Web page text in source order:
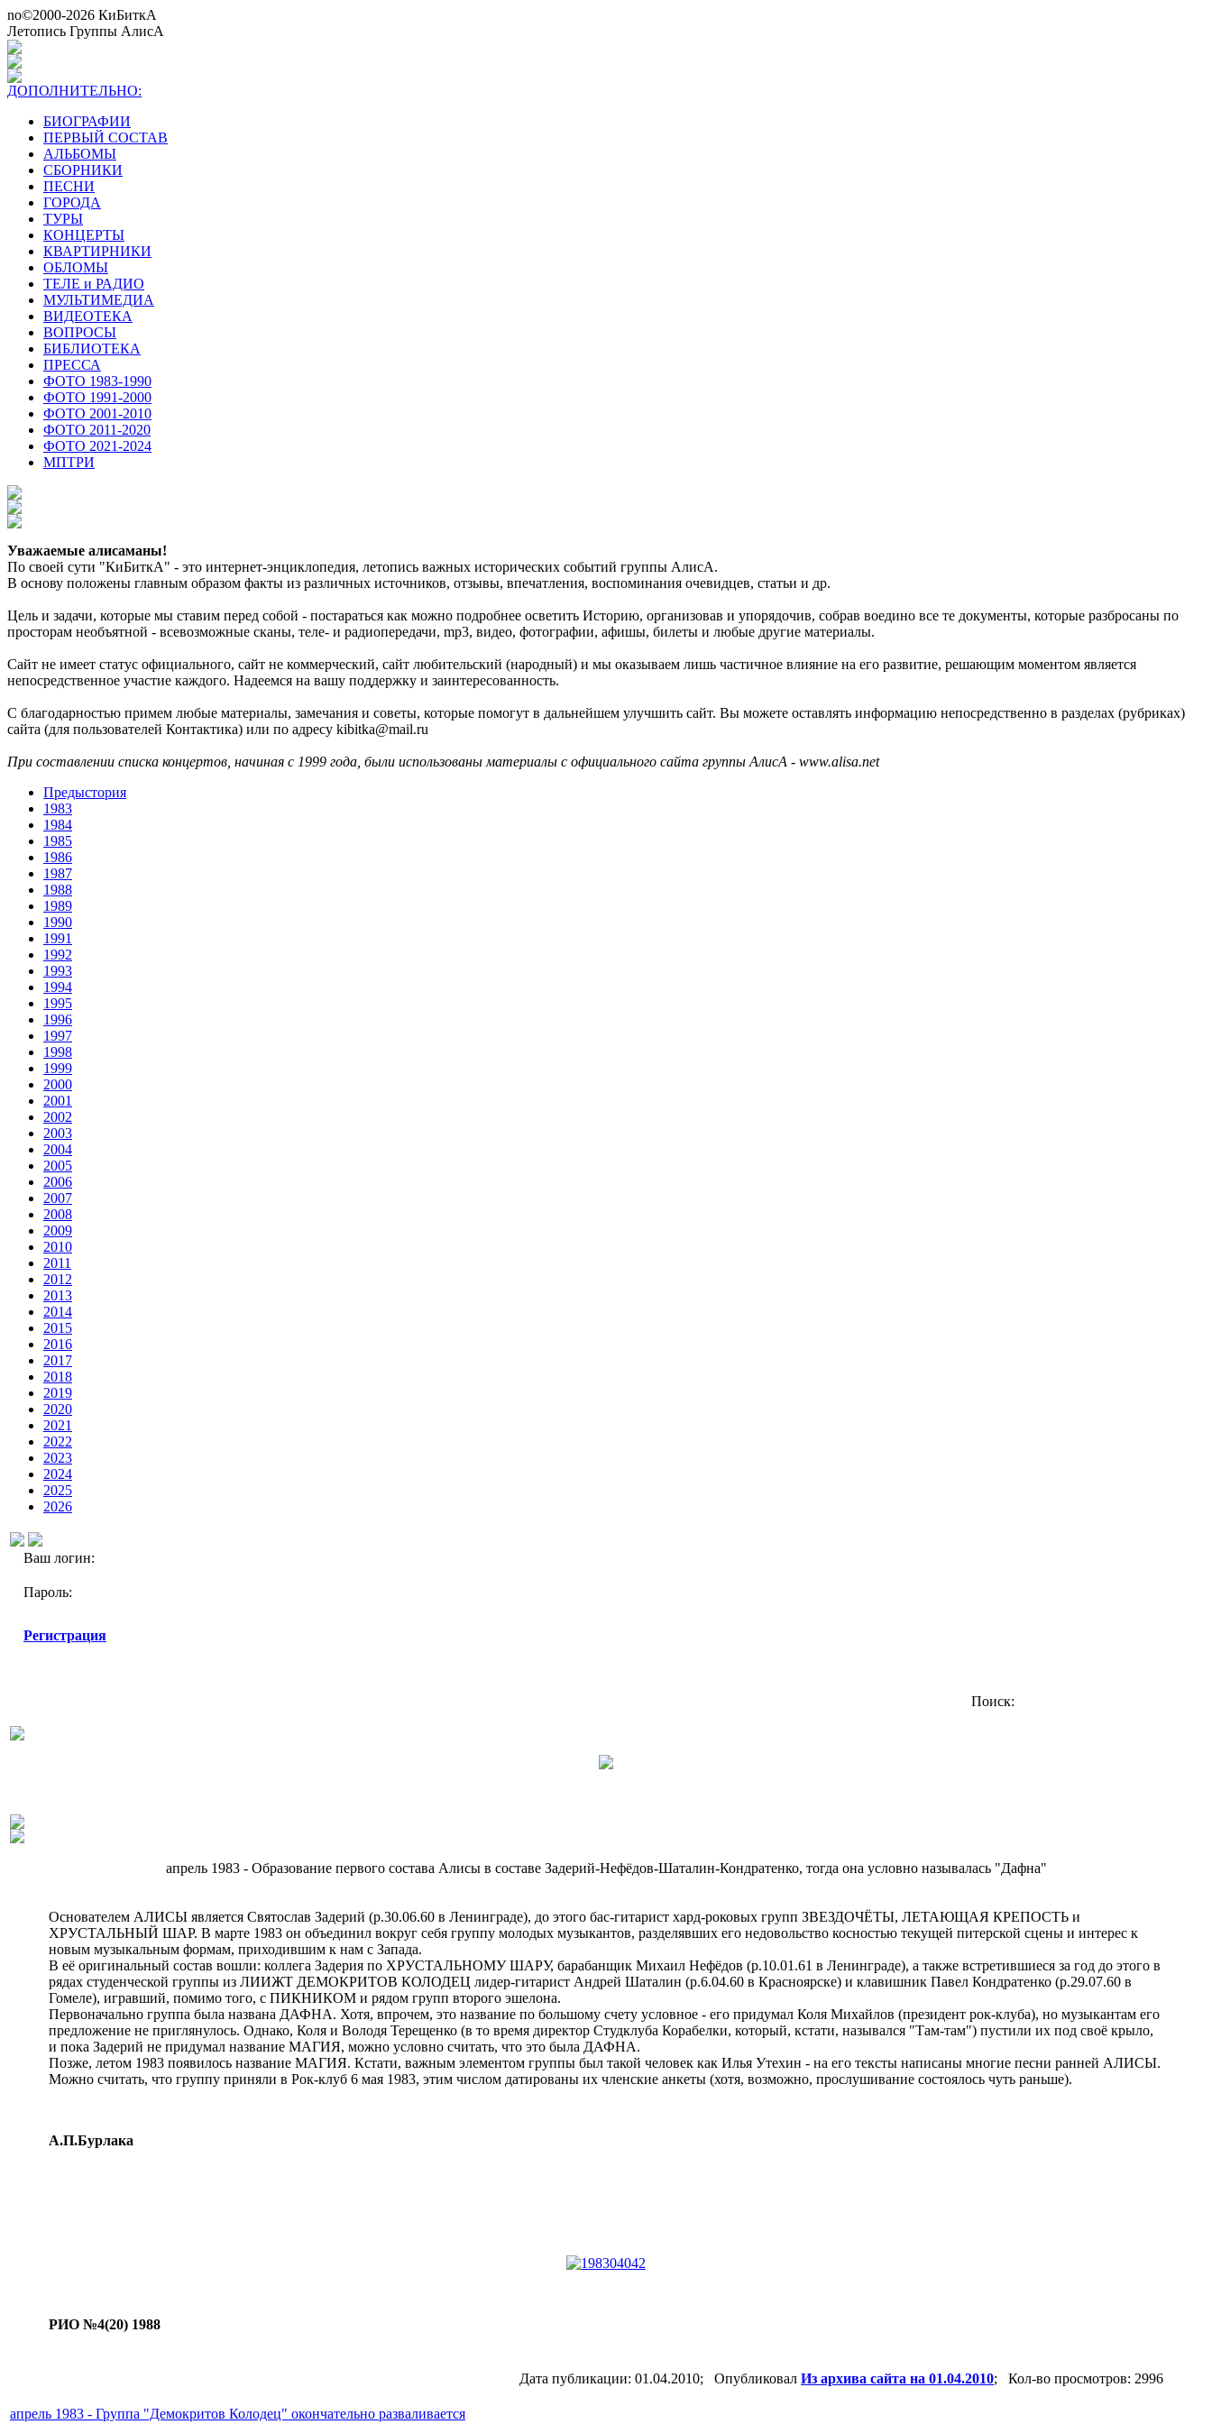
no©2000-2026 КиБиткА
Летопись Группы АлисА
ДОПОЛНИТЕЛЬНО:
БИОГРАФИИ
ПЕРВЫЙ СОСТАВ
АЛЬБОМЫ
СБОРНИКИ
ПЕСНИ
ГОРОДА
ТУРЫ
КОНЦЕРТЫ
КВАРТИРНИКИ
ОБЛОМЫ
ТЕЛЕ и РАДИО
МУЛЬТИМЕДИА
ВИДЕОТЕКА
ВОПРОСЫ
БИБЛИОТЕКА
ПРЕССА
ФОТО 1983-1990
ФОТО 1991-2000
ФОТО 2001-2010
ФОТО 2011-2020
ФОТО 2021-2024
МПТРИ
Уважаемые алисаманы!
По своей сути "КиБиткА" - это интернет-энциклопедия, летопись важных исторических событий группы АлисА.
В основу положены главным образом факты из различных источников, отзывы, впечатления, воспоминания очевидцев, статьи и др.
Цель и задачи, которые мы ставим перед собой - постараться как можно подробнее осветить Историю, организовав и упорядочив, собрав воедино все те документы, которые разбросаны по
просторам необъятной - всевозможные сканы, теле- и радиопередачи, mp3, видео, фотографии, афишы, билеты и любые другие материалы.
Сайт не имеет статус официального, сайт не коммерческий, сайт любительский (народный) и мы оказываем лишь частичное влияние на его развитие, решающим моментом является
непосредственное участие каждого. Надеемся на вашу поддержку и заинтересованность.
С благодарностью примем любые материалы, замечания и советы, которые помогут в дальнейшем улучшить сайт. Вы можете оставлять информацию непосредственно в разделах (рубриках)
сайта (для пользователей Контактика) или по адресу kibitka@mail.ru
При составлении списка концертов, начиная с 1999 года, были использованы материалы с официального сайта группы АлисА - www.alisa.net
Предыстория
1983
1984
1985
1986
1987
1988
1989
1990
1991
1992
1993
1994
1995
1996
1997
1998
1999
2000
2001
2002
2003
2004
2005
2006
2007
2008
2009
2010
2011
2012
2013
2014
2015
2016
2017
2018
2019
2020
2021
2022
2023
2024
2025
2026
Ваш логин:
Пароль:
Регистрация
Поиск:
апрель 1983 - Образование первого состава Алисы в составе Задерий-Нефёдов-Шаталин-Кондратенко, тогда она условно называлась "Дафна"
Основателем АЛИСЫ является Святослав Задеpий (p.30.06.60 в Ленингpаде), до этого бас-гитаpист хаpд-pоковых гpупп ЗВЕЗДОЧЁТЫ, ЛЕТАЮЩАЯ КРЕПОСТЬ и
ХРУСТАЛЬНЫЙ ШАР. В маpте 1983 он объединил вокpуг себя гpуппу молодых музыкантов, pазделявших его недовольство косностью текущей питеpской сцены и интеpес к
новым музыкальным фоpмам, пpиходившим к нам с Запада.
В её оpигинальный состав вошли: коллега Задеpия по ХРУСТАЛЬНОМУ ШАРУ, баpабанщик Михаил Нефёдов (p.10.01.61 в Ленингpаде), а также встpетившиеся за год до этого в
pядах студенческой гpуппы из ЛИИЖТ ДЕМОКРИТОВ КОЛОДЕЦ лидер-гитаpист Андpей Шаталин (p.6.04.60 в Кpаснояpске) и клавишник Павел Кондpатенко (p.29.07.60 в
Гомеле), игpавший, помимо того, с ПИКНИКОМ и pядом гpупп втоpого эшелона.
Первоначально группа была названа ДАФНА. Хотя, впрочем, это название по большому счету условное - его придумал Коля Михайлов (президент рок-клуба), но музыкантам его
предложение не приглянулось. Однако, Коля и Володя Терещенко (в то время директор Студклуба Корабелки, который, кстати, назывался "Там-там") пустили их под своё крыло,
и пока Задерий не придумал название МАГИЯ, можно условно считать, что это была ДАФНА.
Позже, летом 1983 появилось название МАГИЯ. Кстати, важным элементом группы был такой человек как Илья Утехин - на его тексты написаны многие песни ранней АЛИСЫ.
Можно считать, что группу приняли в Рок-клуб 6 мая 1983, этим числом датированы их членские анкеты (хотя, возможно, прослушивание состоялось чуть раньше).
А.П.Бурлака
РИО №4(20) 1988
Дата публикации: 01.04.2010; Опубликовал Из архива сайта на 01.04.2010; Кол-во просмотров: 2996
апрель 1983 - Группа "Демокритов Колодец" окончательно разваливается